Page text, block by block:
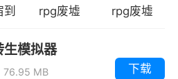
，体验跨越难关的乐趣，
rpg废墟
Ruinverse)
rpg废墟
生模拟器
76.95 MB
下载